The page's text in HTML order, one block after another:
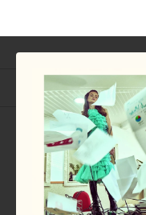
İlgili Başlıklar